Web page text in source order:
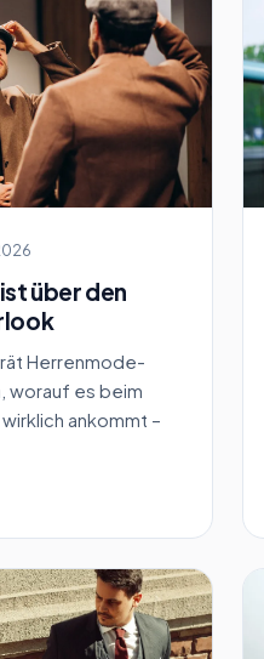
über den
Herrenmode-
worauf es beim
ankommt –